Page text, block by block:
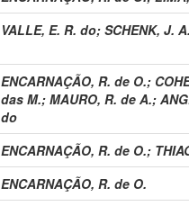
VALLE, E. R. do; SCHENK, J.
ENCARNAÇÃO, R. de O.;
das M.; MAURO, R. de A.;
do
ENCARNAÇÃO, R. de O.;
ENCARNAÇÃO, R. de O.